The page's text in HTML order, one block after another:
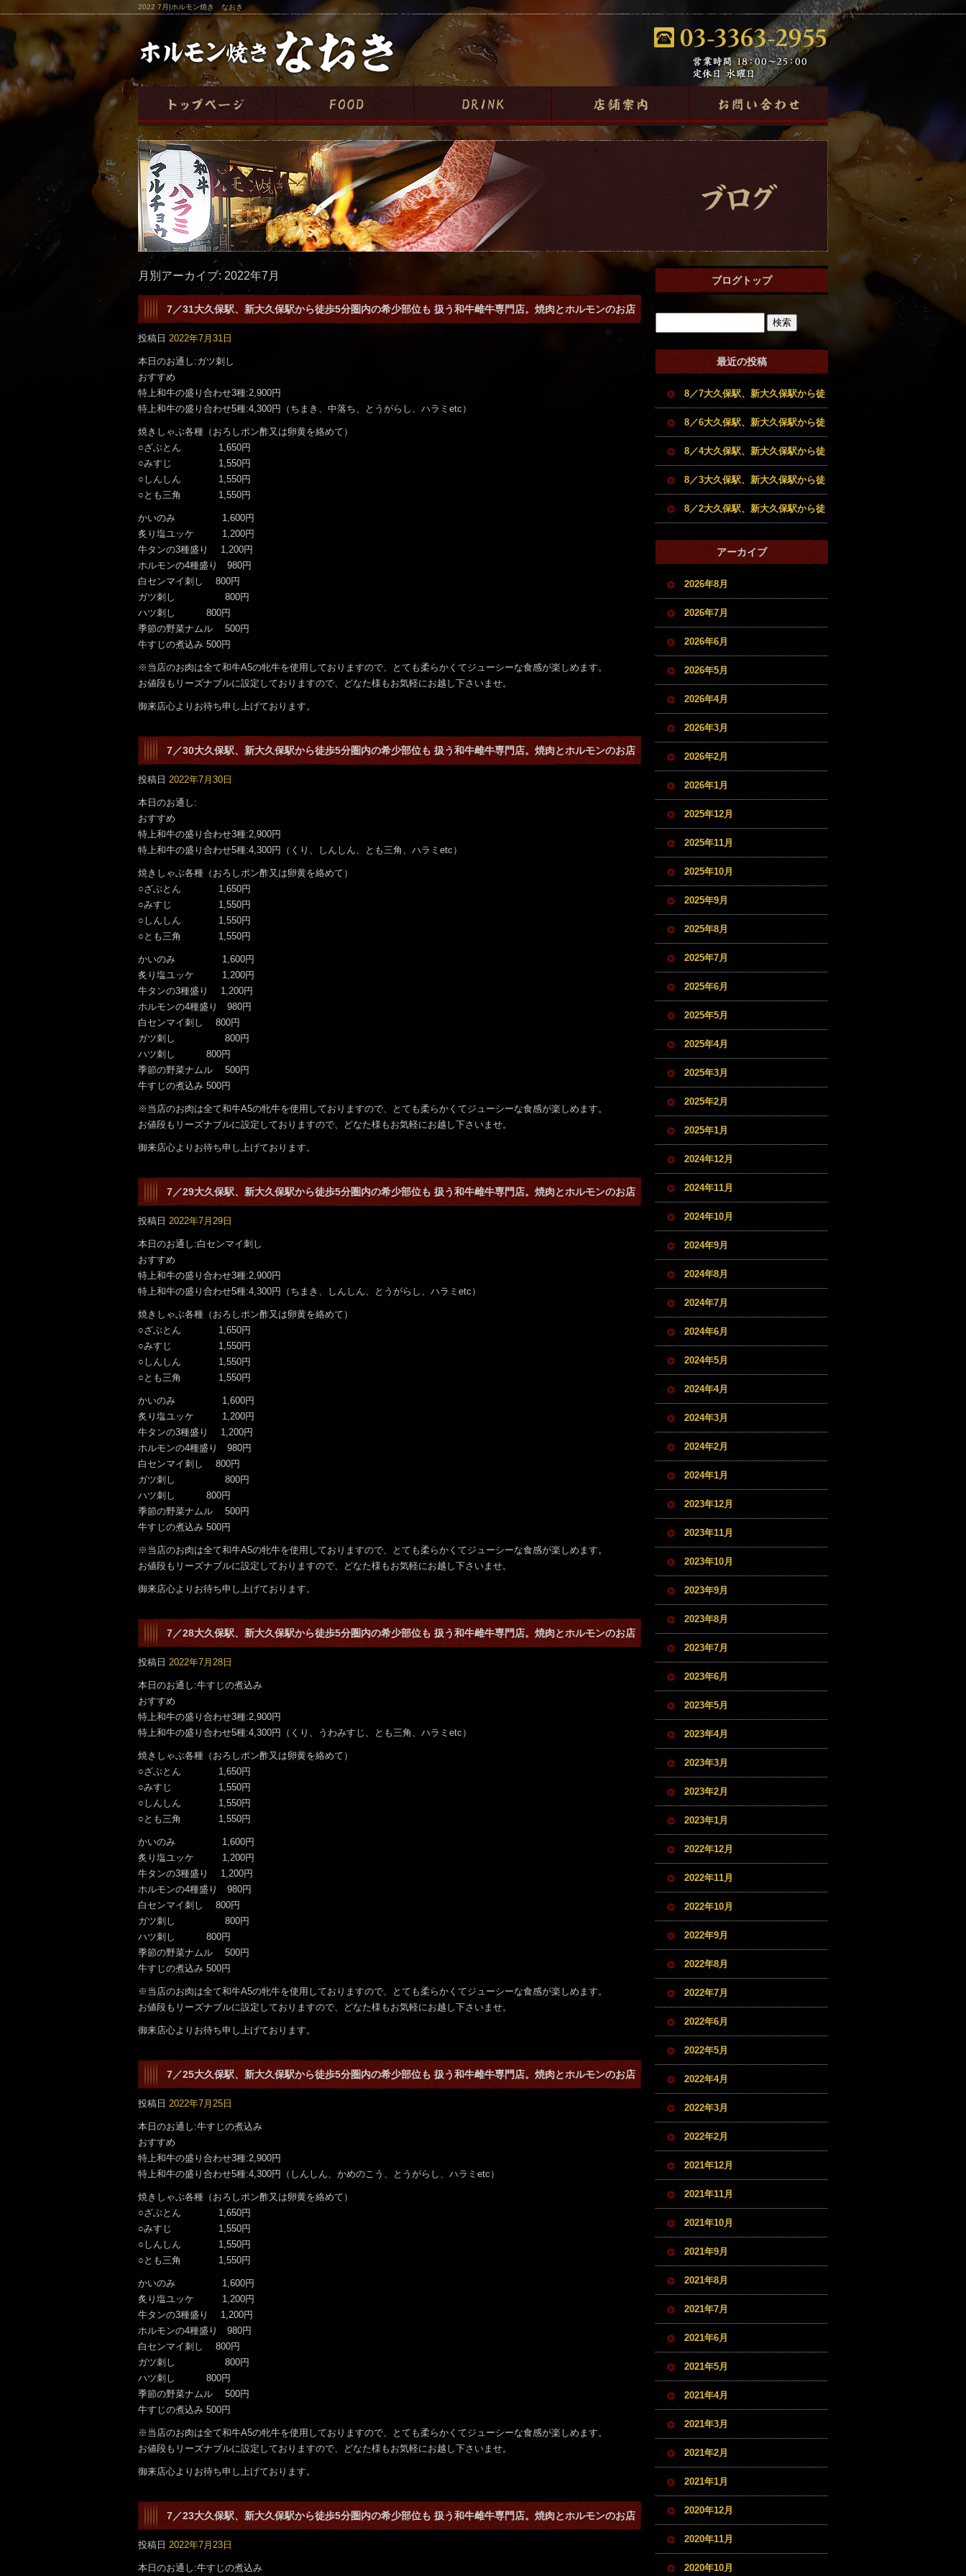
2022 7月|ホルモン焼き なおき
月別アーカイブ: 2022年7月
7／31大久保駅、新大久保駅から徒歩5分圏内の希少部位も 扱う和牛雌牛専門店。焼肉とホルモンのお店
です。
投稿日 2022年7月31日
本日のお通し:ガツ刺し
おすすめ
特上和牛の盛り合わせ3種:2,900円
特上和牛の盛り合わせ5種:4,300円（ちまき、中落ち、とうがらし、ハラミetc）
焼きしゃぶ各種（おろしポン酢又は卵黄を絡めて）
○ざぶとん 1,650円
○みすじ 1,550円
○しんしん 1,550円
○とも三角 1,550円
かいのみ 1,600円
炙り塩ユッケ 1,200円
牛タンの3種盛り 1,200円
ホルモンの4種盛り 980円
白センマイ刺し 800円
ガツ刺し 800円
ハツ刺し 800円
季節の野菜ナムル 500円
牛すじの煮込み 500円
※当店のお肉は全て和牛A5の牝牛を使用しておりますので、とても柔らかくてジューシーな食感が楽しめます。
お値段もリーズナブルに設定しておりますので、どなた様もお気軽にお越し下さいませ。
御来店心よりお待ち申し上げております。
7／30大久保駅、新大久保駅から徒歩5分圏内の希少部位も 扱う和牛雌牛専門店。焼肉とホルモンのお店
です。
投稿日 2022年7月30日
本日のお通し:
おすすめ
特上和牛の盛り合わせ3種:2,900円
特上和牛の盛り合わせ5種:4,300円（くり、しんしん、とも三角、ハラミetc）
焼きしゃぶ各種（おろしポン酢又は卵黄を絡めて）
○ざぶとん 1,650円
○みすじ 1,550円
○しんしん 1,550円
○とも三角 1,550円
かいのみ 1,600円
炙り塩ユッケ 1,200円
牛タンの3種盛り 1,200円
ホルモンの4種盛り 980円
白センマイ刺し 800円
ガツ刺し 800円
ハツ刺し 800円
季節の野菜ナムル 500円
牛すじの煮込み 500円
※当店のお肉は全て和牛A5の牝牛を使用しておりますので、とても柔らかくてジューシーな食感が楽しめます。
お値段もリーズナブルに設定しておりますので、どなた様もお気軽にお越し下さいませ。
御来店心よりお待ち申し上げております。
7／29大久保駅、新大久保駅から徒歩5分圏内の希少部位も 扱う和牛雌牛専門店。焼肉とホルモンのお店
です。
投稿日 2022年7月29日
本日のお通し:白センマイ刺し
おすすめ
特上和牛の盛り合わせ3種:2,900円
特上和牛の盛り合わせ5種:4,300円（ちまき、しんしん、とうがらし、ハラミetc）
焼きしゃぶ各種（おろしポン酢又は卵黄を絡めて）
○ざぶとん 1,650円
○みすじ 1,550円
○しんしん 1,550円
○とも三角 1,550円
かいのみ 1,600円
炙り塩ユッケ 1,200円
牛タンの3種盛り 1,200円
ホルモンの4種盛り 980円
白センマイ刺し 800円
ガツ刺し 800円
ハツ刺し 800円
季節の野菜ナムル 500円
牛すじの煮込み 500円
※当店のお肉は全て和牛A5の牝牛を使用しておりますので、とても柔らかくてジューシーな食感が楽しめます。
お値段もリーズナブルに設定しておりますので、どなた様もお気軽にお越し下さいませ。
御来店心よりお待ち申し上げております。
7／28大久保駅、新大久保駅から徒歩5分圏内の希少部位も 扱う和牛雌牛専門店。焼肉とホルモンのお店
です。
投稿日 2022年7月28日
本日のお通し:牛すじの煮込み
おすすめ
特上和牛の盛り合わせ3種:2,900円
特上和牛の盛り合わせ5種:4,300円（くり、うわみすじ、とも三角、ハラミetc）
焼きしゃぶ各種（おろしポン酢又は卵黄を絡めて）
○ざぶとん 1,650円
○みすじ 1,550円
○しんしん 1,550円
○とも三角 1,550円
かいのみ 1,600円
炙り塩ユッケ 1,200円
牛タンの3種盛り 1,200円
ホルモンの4種盛り 980円
白センマイ刺し 800円
ガツ刺し 800円
ハツ刺し 800円
季節の野菜ナムル 500円
牛すじの煮込み 500円
※当店のお肉は全て和牛A5の牝牛を使用しておりますので、とても柔らかくてジューシーな食感が楽しめます。
お値段もリーズナブルに設定しておりますので、どなた様もお気軽にお越し下さいませ。
御来店心よりお待ち申し上げております。
7／25大久保駅、新大久保駅から徒歩5分圏内の希少部位も 扱う和牛雌牛専門店。焼肉とホルモンのお店
です。
投稿日 2022年7月25日
本日のお通し:牛すじの煮込み
おすすめ
特上和牛の盛り合わせ3種:2,900円
特上和牛の盛り合わせ5種:4,300円（しんしん、かめのこう、とうがらし、ハラミetc）
焼きしゃぶ各種（おろしポン酢又は卵黄を絡めて）
○ざぶとん 1,650円
○みすじ 1,550円
○しんしん 1,550円
○とも三角 1,550円
かいのみ 1,600円
炙り塩ユッケ 1,200円
牛タンの3種盛り 1,200円
ホルモンの4種盛り 980円
白センマイ刺し 800円
ガツ刺し 800円
ハツ刺し 800円
季節の野菜ナムル 500円
牛すじの煮込み 500円
※当店のお肉は全て和牛A5の牝牛を使用しておりますので、とても柔らかくてジューシーな食感が楽しめます。
お値段もリーズナブルに設定しておりますので、どなた様もお気軽にお越し下さいませ。
御来店心よりお待ち申し上げております。
7／23大久保駅、新大久保駅から徒歩5分圏内の希少部位も 扱う和牛雌牛専門店。焼肉とホルモンのお店
です。
投稿日 2022年7月23日
本日のお通し:牛すじの煮込み
ブログトップ
最近の投稿
8／7大久保駅、新大久保駅から徒
歩5分圏内の希少部位も扱う和牛
牝牛専門店。焼肉とホルモンのお
店です。
8／6大久保駅、新大久保駅から徒
歩5分圏内の希少部位も扱う和牛
牝牛専門店。焼肉とホルモンのお
店です。
8／4大久保駅、新大久保駅から徒
歩5分圏内の希少部位も扱う和牛
牝牛専門店。焼肉とホルモンのお
店です。
8／3大久保駅、新大久保駅から徒
歩5分圏内の希少部位も扱う和牛
牝牛専門店。焼肉とホルモンのお
店です。
8／2大久保駅、新大久保駅から徒
歩5分圏内の希少部位も扱う和牛
牝牛専門店。焼肉とホルモンのお
アーカイブ
2026年8月
2026年7月
2026年6月
2026年5月
2026年4月
2026年3月
2026年2月
2026年1月
2025年12月
2025年11月
2025年10月
2025年9月
2025年8月
2025年7月
2025年6月
2025年5月
2025年4月
2025年3月
2025年2月
2025年1月
2024年12月
2024年11月
2024年10月
2024年9月
2024年8月
2024年7月
2024年6月
2024年5月
2024年4月
2024年3月
2024年2月
2024年1月
2023年12月
2023年11月
2023年10月
2023年9月
2023年8月
2023年7月
2023年6月
2023年5月
2023年4月
2023年3月
2023年2月
2023年1月
2022年12月
2022年11月
2022年10月
2022年9月
2022年8月
2022年7月
2022年6月
2022年5月
2022年4月
2022年3月
2022年2月
2021年12月
2021年11月
2021年10月
2021年9月
2021年8月
2021年7月
2021年6月
2021年5月
2021年4月
2021年3月
2021年2月
2021年1月
2020年12月
2020年11月
2020年10月